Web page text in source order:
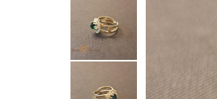
Bijuterii pentru barbati